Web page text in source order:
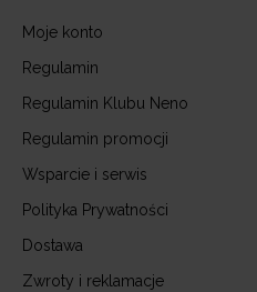
Moje konto
Regulamin
Regulamin Klubu Neno
Regulamin promocji
Wsparcie i serwis
Polityka Prywatności
Dostawa
Zwroty i reklamacje